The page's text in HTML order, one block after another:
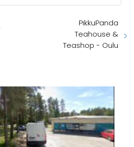
PikkuPanda
Teahouse &
Teashop - Oulu